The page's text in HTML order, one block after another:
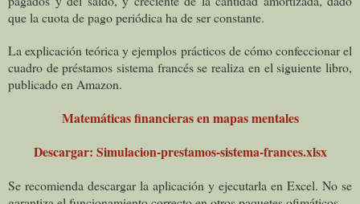
que la cuota de pago periódica ha de ser constante.
La explicación teórica y ejemplos prácticos de cómo confeccionar el
cuadro de préstamos sistema francés se realiza en el siguiente libro,
publicado en Amazon.
Matemáticas financieras en mapas mentales
Descargar: Simulacion-prestamos-sistema-frances.xlsx
Se recomienda descargar la aplicación y ejecutarla en Excel. No se